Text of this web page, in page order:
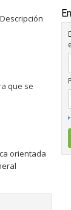
que se
orientada